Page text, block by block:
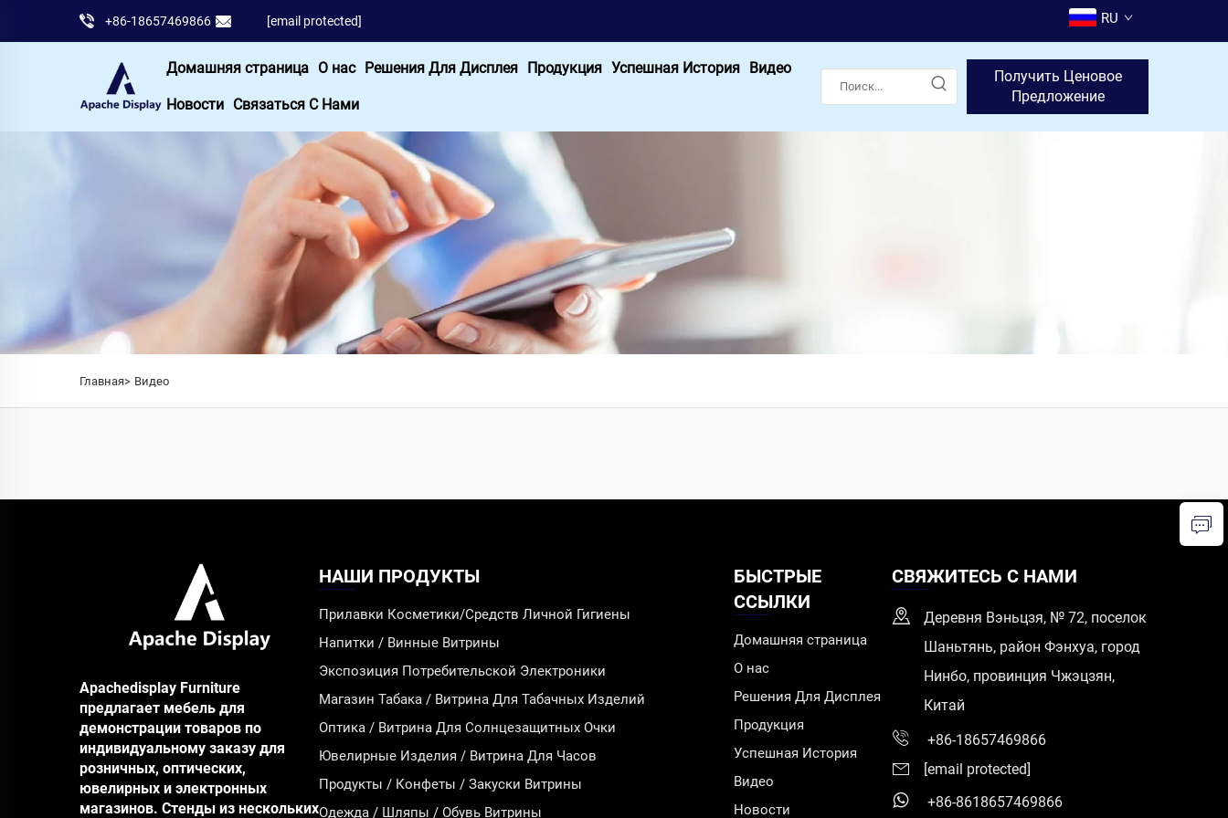
+86-18657469866 [email protected] RU
Домашняя страница О нас Решения Для Дисплея Продукция Успешная История Видео
Новости Связаться С Нами
Получить Ценовое
Предложение
Главная> Видео
Apachedisplay Furniture
предлагает мебель для
демонстрации товаров по
индивидуальному заказу для
розничных, оптических,
ювелирных и электронных
магазинов. Стенды из нескольких
НАШИ ПРОДУКТЫ
Прилавки Косметики/Средств Личной Гигиены
Напитки / Винные Витрины
Экспозиция Потребительской Электроники
Магазин Табака / Витрина Для Табачных Изделий
Оптика / Витрина Для Солнцезащитных Очки
Ювелирные Изделия / Витрина Для Часов
Продукты / Конфеты / Закуски Витрины
Одежда / Шляпы / Обувь Витрины
БЫСТРЫЕ
ССЫЛКИ
Домашняя страница
О нас
Решения Для Дисплея
Продукция
Успешная История
Видео
Новости
СВЯЖИТЕСЬ С НАМИ
Деревня Вэньцзя, № 72, поселок
Шаньтянь, район Фэнхуа, город
Нинбо, провинция Чжэцзян,
Китай
+86-18657469866
[email protected]
+86-8618657469866